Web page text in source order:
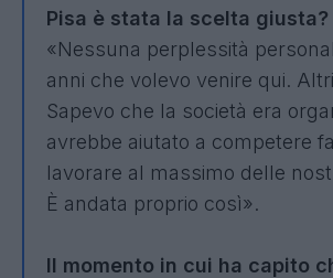
Pisa è stata la scelta giusta?
«Nessuna perplessità
anni che volevo venire qui.
Sapevo che la società era
avrebbe aiutato a competere
lavorare al massimo delle
È andata proprio così».
Il momento in cui ha capito